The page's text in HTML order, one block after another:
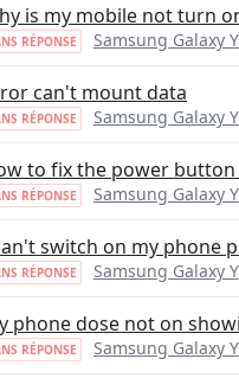
is my mobile not turn
RÉPONSE Samsung Galaxy Y
can't mount data
RÉPONSE Samsung Galaxy Y
to fix the power button
RÉPONSE Samsung Galaxy Y
switch on my phone
RÉPONSE Samsung Galaxy Y
phone dose not on
RÉPONSE Samsung Galaxy Y